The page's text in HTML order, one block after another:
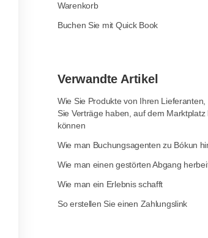
Warenkorb
Buchen Sie mit Quick Book
Verwandte Artikel
Wie Sie Produkte von Ihren
Sie Verträge haben, auf dem Marktplatz
können
Wie man Buchungsagenten zu Bókun
Wie man einen gestörten Abgang
Wie man ein Erlebnis schafft
So erstellen Sie einen Zahlungslink